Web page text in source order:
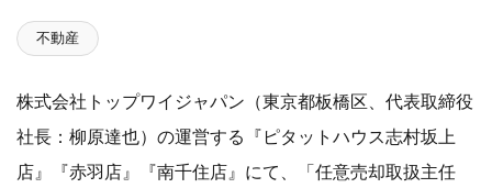
不動産
株式会社トップワイジャパン（東京都板橋区、代表取締役
社長：柳原達也）の運営する『ピタットハウス志村坂上
店』『赤羽店』『南千住店』にて、「任意売却取扱主任